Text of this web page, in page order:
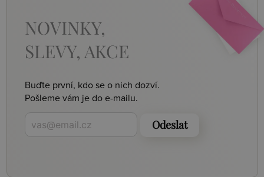
NOVINKY,
SLEVY, AKCE
Buďte první, kdo se o nich dozví.
Pošleme vám je do e-mailu.
Odeslat